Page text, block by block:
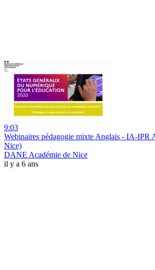
9:03
Webinaires pédagogie mixte Anglais - IA-IPR
Nice)
DANE Académie de Nice
il y a 6 ans